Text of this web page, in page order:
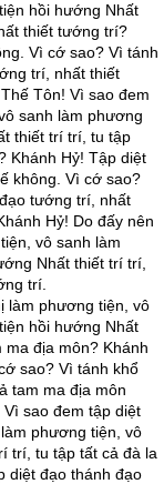
hồi hướng Nhất
thiết tướng trí?
Vì cớ sao? Vì tánh
trí, nhất thiết
Tôn! Vì sao đem
sanh làm phương
thiết trí trí, tu tập
Khánh Hỷ! Tập diệt
không. Vì cớ sao?
tướng trí, nhất
Hỷ! Do đấy nên
vô sanh làm
Nhất thiết trí trí,
trí.
làm phương tiện, vô
hồi hướng Nhất
địa môn? Khánh
sao? Vì tánh khổ
tam ma địa môn
sao đem tập diệt
phương tiện, vô
trí, tu tập tất cả đà la
diệt đạo thánh đạo